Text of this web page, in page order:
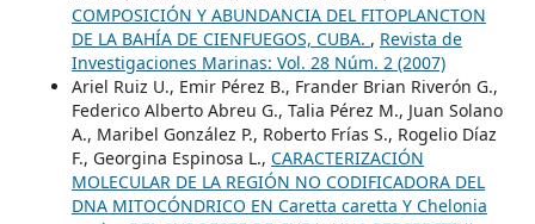
COMPOSICIÓN Y ABUNDANCIA DEL FITOPLANCTON
DE LA BAHÍA DE CIENFUEGOS, CUBA. , Revista de
Investigaciones Marinas: Vol. 28 Núm. 2 (2007)
Ariel Ruiz U., Emir Pérez B., Frander Brian Riverón G.,
Federico Alberto Abreu G., Talia Pérez M., Juan Solano
A., Maribel González P., Roberto Frías S., Rogelio Díaz
F., Georgina Espinosa L., CARACTERIZACIÓN
MOLECULAR DE LA REGIÓN NO CODIFICADORA DEL
DNA MITOCÓNDRICO EN Caretta caretta Y Chelonia